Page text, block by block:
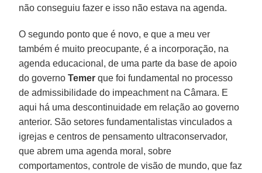
não conseguiu fazer e isso não estava na agenda.
O segundo ponto que é novo, e que a meu ver
também é muito preocupante, é a incorporação, na
agenda educacional, de uma parte da base de apoio
do governoTemer que foi fundamental no processo
de admissibilidade do impeachment na Câmara. E
aqui há uma descontinuidade em relação ao governo
anterior. São setores fundamentalistas vinculados a
igrejas e centros de pensamento ultraconservador,
que abrem uma agenda moral, sobre
comportamentos, controle de visão de mundo, que faz